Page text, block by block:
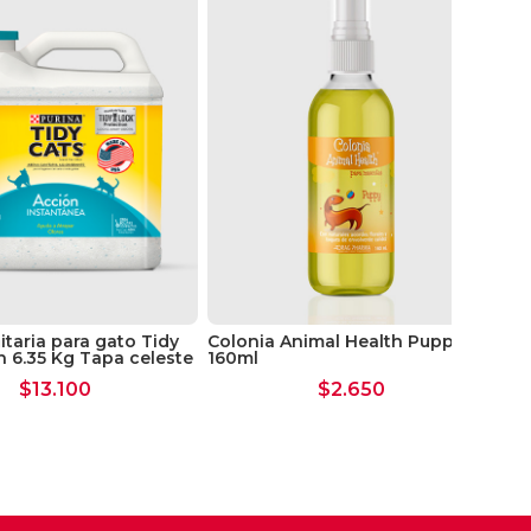
para gato Tidy
6.35 Kg Tapa celeste
$13.100
Colonia Animal Health Puppy
160ml
$2.650